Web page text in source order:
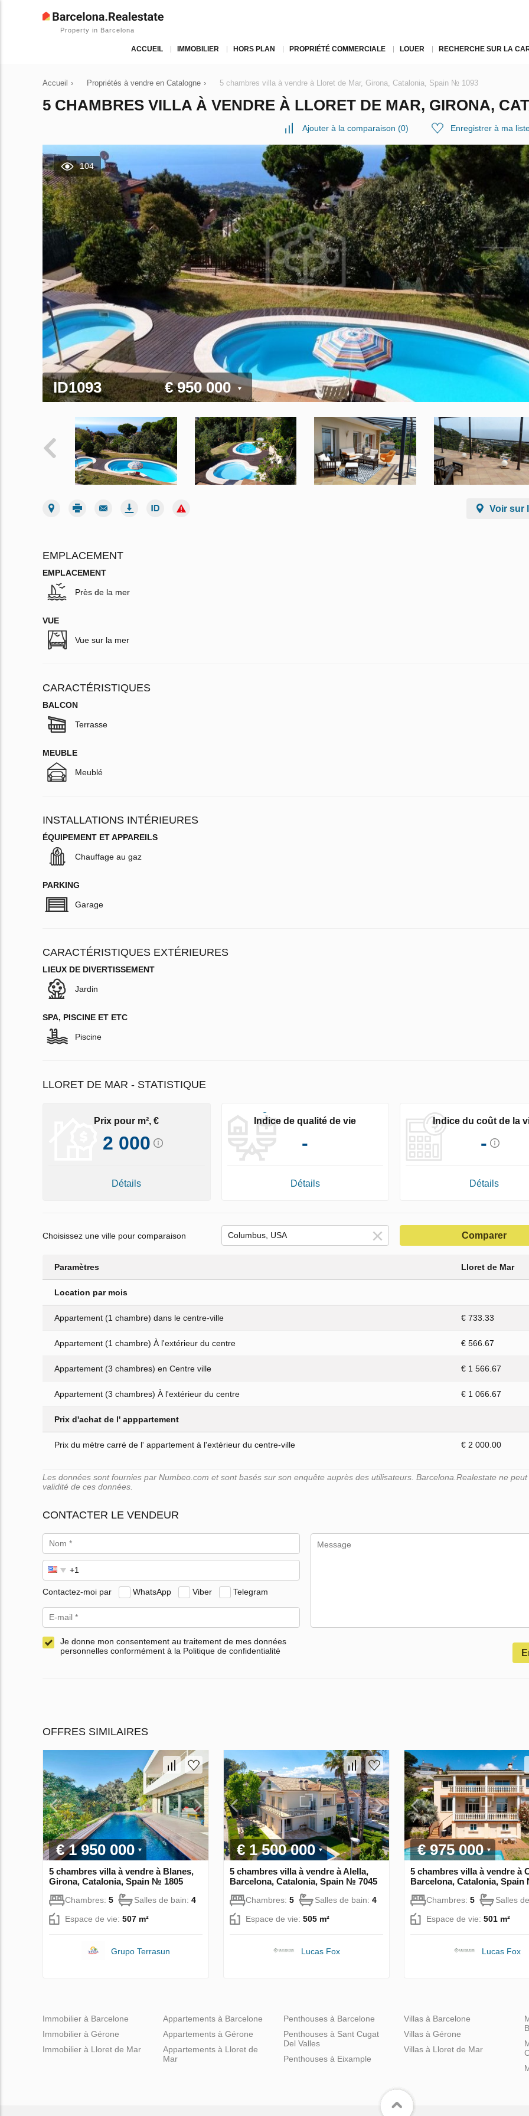
Property in Barcelona
ACCUEIL IMMOBILIER HORS PLAN PROPRIÉTÉ COMMERCIALE LOUER RECHERCHE SUR LA
Accueil › Propriétés à vendre en Catalogne › 5 chambres villa à vendre à Lloret de Mar, Girona, Catalonia, Spain № 1093
5 CHAMBRES VILLA À VENDRE À LLORET DE MAR, GIRONA,
Ajouter à la comparaison (0) Enregistrer à ma
104
ID1093 € 950 000
Voir sur
EMPLACEMENT
EMPLACEMENT
Près de la mer
VUE
Vue sur la mer
CARACTÉRISTIQUES
BALCON
Terrasse
MEUBLE
Meublé
INSTALLATIONS INTÉRIEURES
ÉQUIPEMENT ET APPAREILS
Chauffage au gaz
PARKING
Garage
CARACTÉRISTIQUES EXTÉRIEURES
LIEUX DE DIVERTISSEMENT
Jardin
SPA, PISCINE ET ETC
Piscine
LLORET DE MAR - STATISTIQUE
Prix pour m², €
2 000
Détails
Indice de qualité de vie
-
Détails
Indice du coût de la
-
Détails
Choisissez une ville pour comparaison Comparer
Paramètres Lloret de Mar
Location par mois
Appartement (1 chambre) dans le centre-ville € 733.33
Appartement (1 chambre) À l'extérieur du centre € 566.67
Appartement (3 chambres) en Centre ville € 1 566.67
Appartement (3 chambres) À l'extérieur du centre € 1 066.67
Prix d'achat de l' apppartement
Prix du mètre carré de l' appartement à l'extérieur du centre-ville € 2 000.00
Les données sont fournies par Numbeo.com et sont basés sur son enquête auprès des utilisateurs. Barcelona.Realestate ne
validité de ces données.
CONTACTER LE VENDEUR
Contactez-moi par WhatsApp Viber Telegram
Je donne mon consentement au traitement de mes données
personnelles conformément à la Politique de confidentialité
OFFRES SIMILAIRES
€ 1 950 000
5 chambres villa à vendre à Blanes,
Girona, Catalonia, Spain № 1805
Chambres: 5 Salles de bain: 4
Espace de vie: 507 m²
Grupo Terrasun
€ 1 500 000
5 chambres villa à vendre à Alella,
Barcelona, Catalonia, Spain № 7045
Chambres: 5 Salles de bain: 4
Espace de vie: 505 m²
Lucas Fox
€ 975 000
5 chambres villa à vendre à
Barcelona, Catalonia, Spain
Chambres: 5
Salles
Espace de vie: 501 m²
Lucas Fox
Immobilier à Barcelone
Immobilier à Gérone
Immobilier à Lloret de Mar
Appartements à Barcelone
Appartements à Gérone
Appartements à Lloret de
Mar
Penthouses à Barcelone
Penthouses à Sant Cugat
Del Valles
Penthouses à Eixample
Villas à Barcelone
Villas à Gérone
Villas à Lloret de Mar